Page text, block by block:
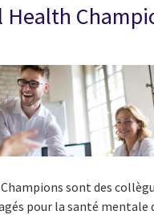
Health
sont des
pour la santé mentale